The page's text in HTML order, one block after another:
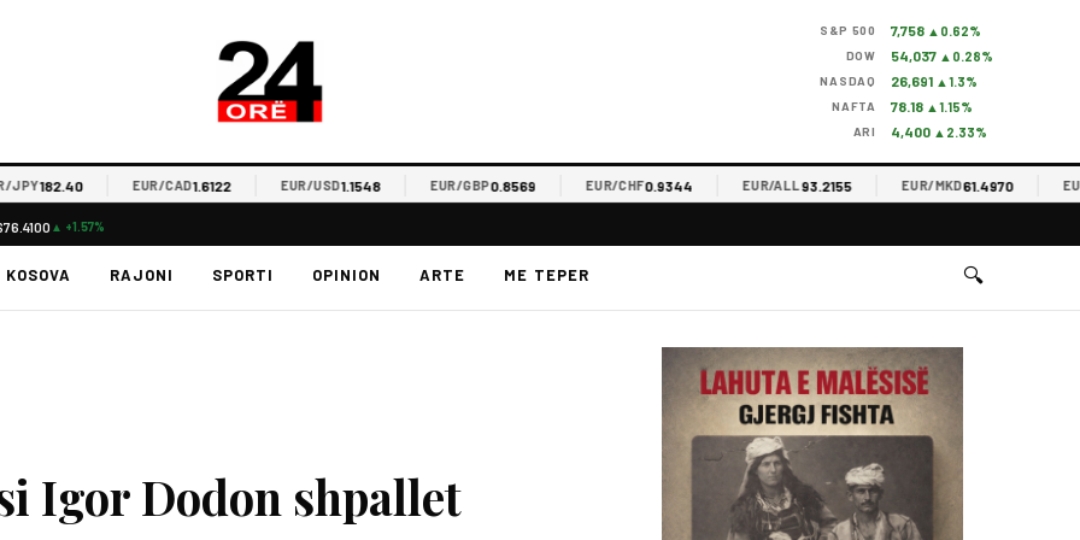
S&P 500 7,758 ▲0.62%
DOW 54,037 ▲0.28%
NASDAQ 26,691 ▲1.3%
NAFTA 78.18 ▲1.15%
ARI 4,400 ▲2.33%
182.40 EUR/CAD1.6122 EUR/USD1.1548 EUR/GBP0.8569 EUR/CHF0.9344 EUR/ALL93.2155 EUR/MKD61.4970 EUR/
▲ +1.57%
KOSOVA RAJONI SPORTI OPINION ARTE ME TEPER 🔍
Igor Dodon shpallet